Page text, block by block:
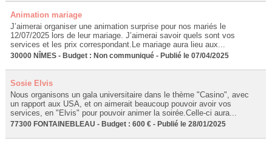
Animation mariage
J’aimerai organiser une animation surprise pour nos mariés le
12/07/2025 lors de leur mariage. J’aimerai savoir quels sont vos
services et les prix correspondant.Le mariage aura lieu aux...
30000 NÎMES - Budget : Non communiqué - Publié le 07/04/2025
Sosie Elvis
Nous organisons un gala universitaire dans le thème "Casino", avec
un rapport aux USA, et on aimerait beaucoup pouvoir avoir vos
services, en "Elvis" pour pouvoir animer la soirée.Celle-ci aura...
77300 FONTAINEBLEAU - Budget : 600 € - Publié le 28/01/2025